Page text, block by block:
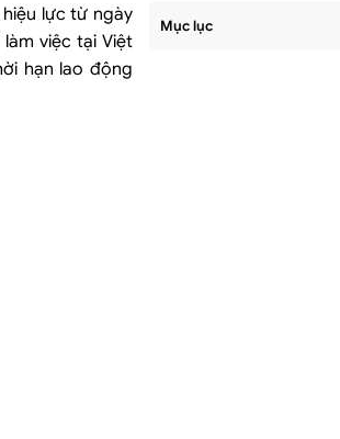
lực từ ngày
việc tại Việt
hạn lao động
Mục lục